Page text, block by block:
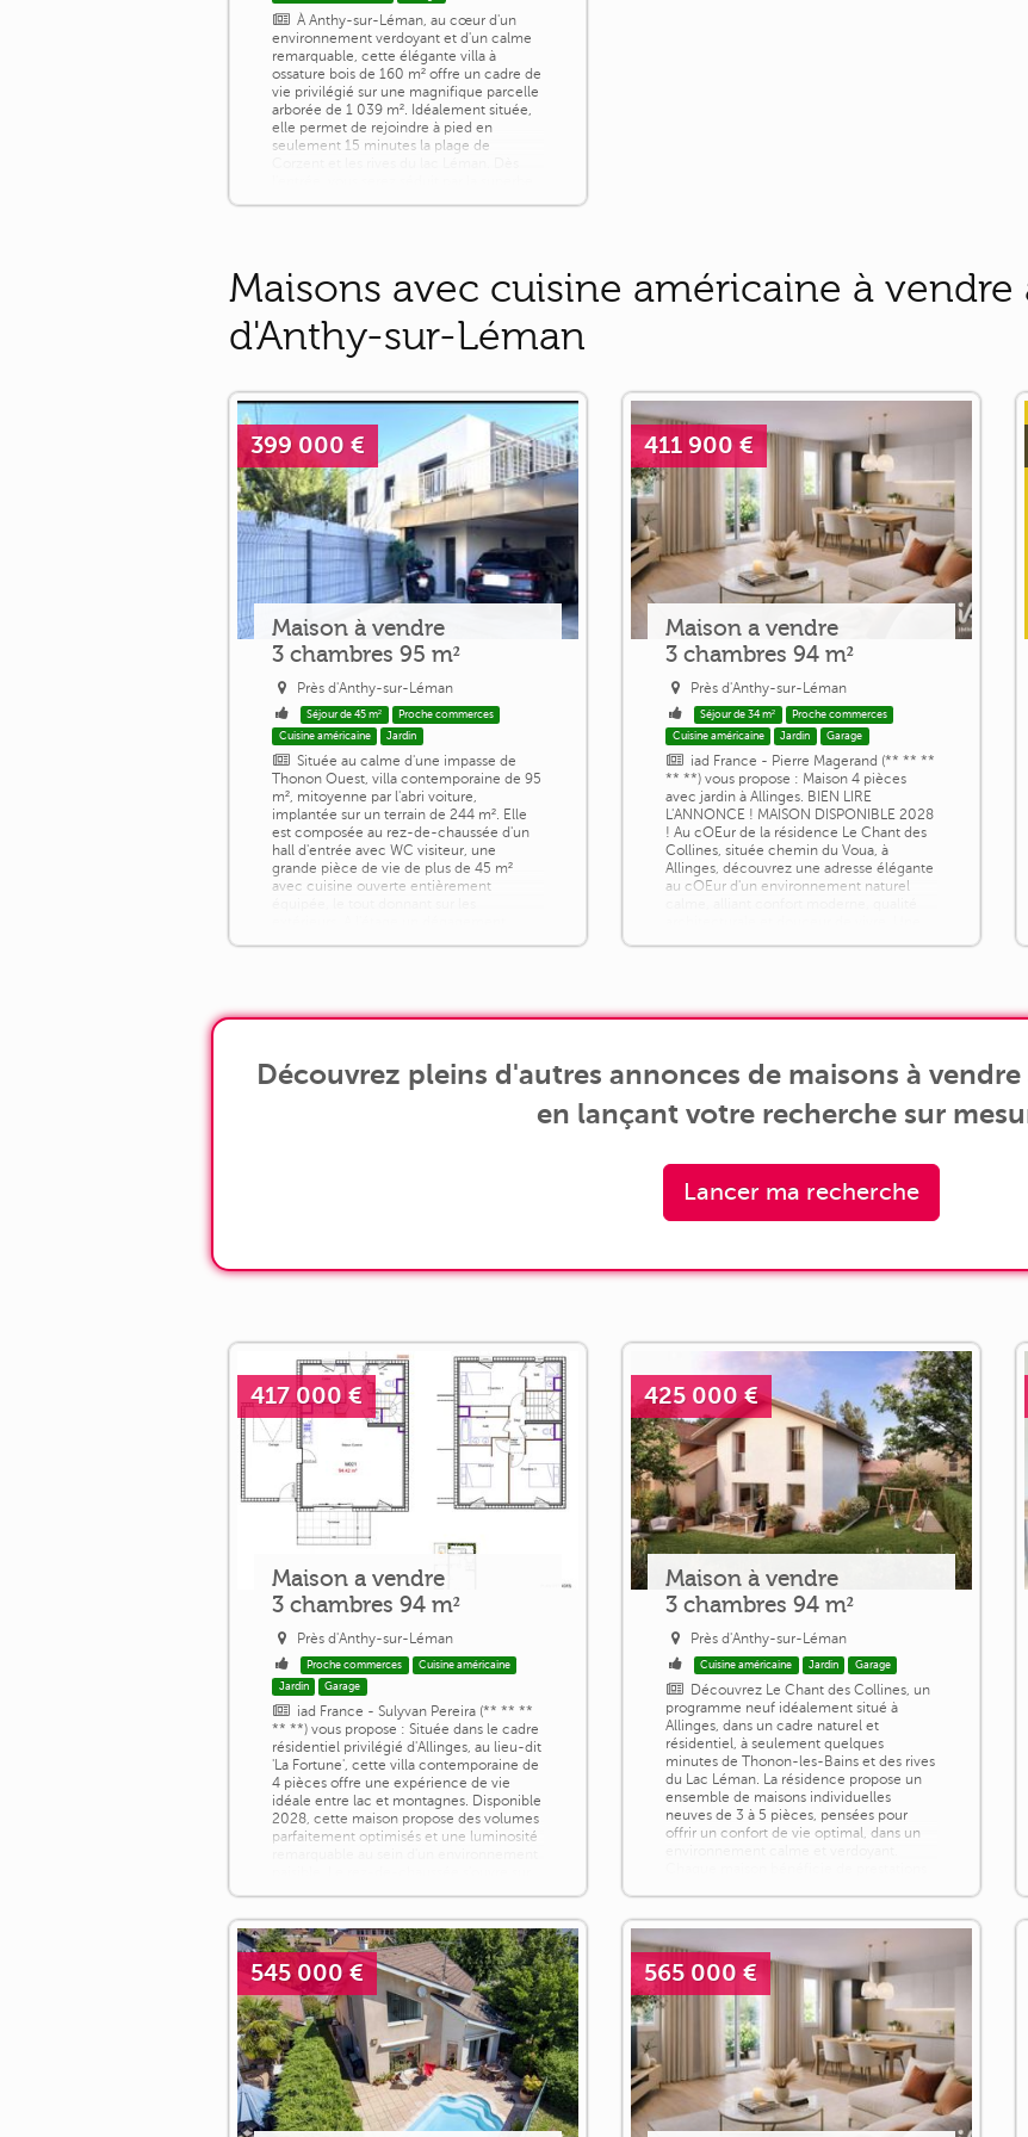
À Anthy-sur-Léman, au cœur d'un
environnement verdoyant et d'un calme
remarquable, cette élégante villa à
ossature bois de 160 m² offre un cadre de
vie privilégié sur une magnifique parcelle
arborée de 1 039 m². Idéalement située,
elle permet de rejoindre à pied en
seulement 15 minutes la plage de
Maisons avec cuisine américaine à
d'Anthy-sur-Léman
399 000 €
Maison à vendre
3 chambres 95 m²
Près d'Anthy-sur-Léman
Séjour de 45 m²
Proche commerces
Cuisine américaine
Jardin
Située au calme d'une impasse de
Thonon Ouest, villa contemporaine de 95
m², mitoyenne par l'abri voiture,
implantée sur un terrain de 244 m². Elle
est composée au rez-de-chaussée d'un
hall d'entrée avec WC visiteur, une
grande pièce de vie de plus de 45 m²
avec cuisine ouverte entièrement
411 900 €
Maison a vendre
3 chambres 94 m²
Près d'Anthy-sur-Léman
Séjour de 34 m²
Proche commerces
Cuisine américaine
Jardin Garage
iad France - Pierre Magerand (** ** **
** **) vous propose : Maison 4 pièces
avec jardin à Allinges. BIEN LIRE
L'ANNONCE ! MAISON DISPONIBLE 2028
! Au cOEur de la résidence Le Chant des
Collines, située chemin du Voua, à
Allinges, découvrez une adresse élégante
au cOEur d'un environnement naturel
Découvrez pleins d'autres annonces de maisons à
en lançant votre recherche sur
Lancer ma recherche
417 000 €
Maison a vendre
3 chambres 94 m²
Près d'Anthy-sur-Léman
Proche commerces
Cuisine américaine
Jardin
Garage
iad France - Sulyvan Pereira (** ** **
** **) vous propose : Située dans le cadre
résidentiel privilégié d'Allinges, au lieu-dit
'La Fortune', cette villa contemporaine de
4 pièces offre une expérience de vie
idéale entre lac et montagnes. Disponible
2028, cette maison propose des volumes
parfaitement optimisés et une luminosité
425 000 €
Maison à vendre
3 chambres 94 m²
Près d'Anthy-sur-Léman
Cuisine américaine Jardin Garage
Découvrez Le Chant des Collines, un
programme neuf idéalement situé à
Allinges, dans un cadre naturel et
résidentiel, à seulement quelques
minutes de Thonon-les-Bains et des rives
du Lac Léman. La résidence propose un
ensemble de maisons individuelles
neuves de 3 à 5 pièces, pensées pour
offrir un confort de vie optimal, dans un
545 000 € 565 000 €